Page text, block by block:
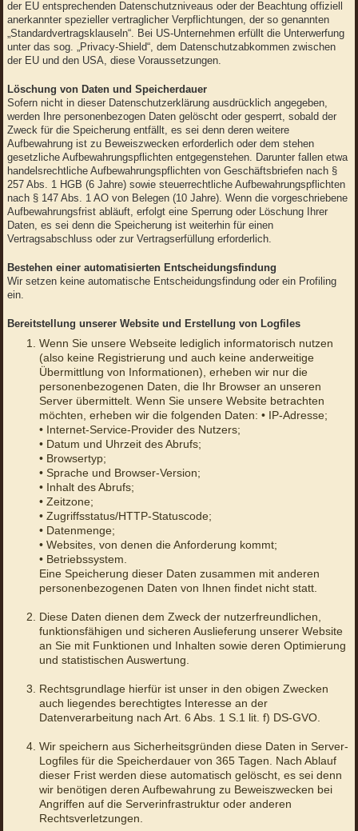
der EU entsprechenden Datenschutzniveaus oder der Beachtung offiziell
anerkannter spezieller vertraglicher Verpflichtungen, der so genannten
„Standardvertragsklauseln“. Bei US-Unternehmen erfüllt die Unterwerfung
unter das sog. „Privacy-Shield“, dem Datenschutzabkommen zwischen
der EU und den USA, diese Voraussetzungen.
Löschung von Daten und Speicherdauer
Sofern nicht in dieser Datenschutzerklärung ausdrücklich angegeben,
werden Ihre personenbezogen Daten gelöscht oder gesperrt, sobald der
Zweck für die Speicherung entfällt, es sei denn deren weitere
Aufbewahrung ist zu Beweiszwecken erforderlich oder dem stehen
gesetzliche Aufbewahrungspflichten entgegenstehen. Darunter fallen etwa
handelsrechtliche Aufbewahrungspflichten von Geschäftsbriefen nach §
257 Abs. 1 HGB (6 Jahre) sowie steuerrechtliche Aufbewahrungspflichten
nach § 147 Abs. 1 AO von Belegen (10 Jahre). Wenn die vorgeschriebene
Aufbewahrungsfrist abläuft, erfolgt eine Sperrung oder Löschung Ihrer
Daten, es sei denn die Speicherung ist weiterhin für einen
Vertragsabschluss oder zur Vertragserfüllung erforderlich.
Bestehen einer automatisierten Entscheidungsfindung
Wir setzen keine automatische Entscheidungsfindung oder ein Profiling
ein.
Bereitstellung unserer Website und Erstellung von Logfiles
Wenn Sie unsere Webseite lediglich informatorisch nutzen
(also keine Registrierung und auch keine anderweitige
Übermittlung von Informationen), erheben wir nur die
personenbezogenen Daten, die Ihr Browser an unseren
Server übermittelt. Wenn Sie unsere Website betrachten
möchten, erheben wir die folgenden Daten: • IP-Adresse;
• Internet-Service-Provider des Nutzers;
• Datum und Uhrzeit des Abrufs;
• Browsertyp;
• Sprache und Browser-Version;
• Inhalt des Abrufs;
• Zeitzone;
• Zugriffsstatus/HTTP-Statuscode;
• Datenmenge;
• Websites, von denen die Anforderung kommt;
• Betriebssystem.
Eine Speicherung dieser Daten zusammen mit anderen
personenbezogenen Daten von Ihnen findet nicht statt.
Diese Daten dienen dem Zweck der nutzerfreundlichen,
funktionsfähigen und sicheren Auslieferung unserer Website
an Sie mit Funktionen und Inhalten sowie deren Optimierung
und statistischen Auswertung.
Rechtsgrundlage hierfür ist unser in den obigen Zwecken
auch liegendes berechtigtes Interesse an der
Datenverarbeitung nach Art. 6 Abs. 1 S.1 lit. f) DS-GVO.
Wir speichern aus Sicherheitsgründen diese Daten in Server-
Logfiles für die Speicherdauer von 365 Tagen. Nach Ablauf
dieser Frist werden diese automatisch gelöscht, es sei denn
wir benötigen deren Aufbewahrung zu Beweiszwecken bei
Angriffen auf die Serverinfrastruktur oder anderen
Rechtsverletzungen.